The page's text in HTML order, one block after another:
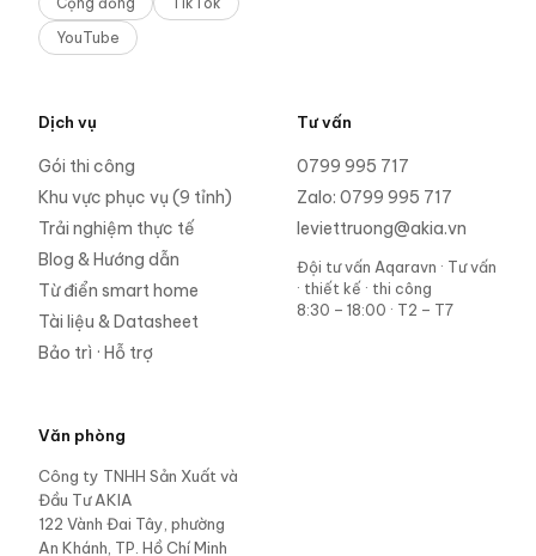
YouTube
Dịch vụ
Gói thi công
Khu vực phục vụ (9 tỉnh)
Trải nghiệm thực tế
Blog & Hướng dẫn
Từ điển smart home
Tài liệu & Datasheet
Bảo trì · Hỗ trợ
Tư vấn
0799 995 717
Zalo: 0799 995 717
leviettruong@akia.vn
Đội tư vấn Aqaravn · Tư vấn
· thiết kế · thi công
8:30 – 18:00 · T2 – T7
Văn phòng
Công ty TNHH Sản Xuất và
Đầu Tư AKIA
122 Vành Đai Tây, phường
An Khánh, TP. Hồ Chí Minh